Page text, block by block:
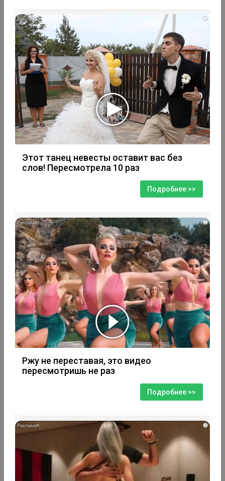
i
Этот танец невесты оставит вас без
слов! Пересмотрела 10 раз
Подробнее >>
i
Ржу не переставая, это видео
пересмотришь не раз
Подробнее >>
i